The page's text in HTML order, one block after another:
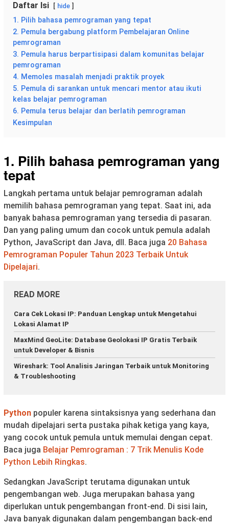
Daftar Isi hide
1. Pilih bahasa pemrograman yang tepat
2. Pemula bergabung platform Pembelajaran Online
pemrograman
3. Pemula harus berpartisipasi dalam komunitas belajar
pemrograman
4. Memoles masalah menjadi praktik proyek
5. Pemula di sarankan untuk mencari mentor atau ikuti
kelas belajar pemrograman
6. Pemula terus belajar dan berlatih pemrograman
Kesimpulan
1. Pilih bahasa pemrograman yang
tepat
Langkah pertama untuk belajar pemrograman adalah
memilih bahasa pemrograman yang tepat. Saat ini, ada
banyak bahasa pemrograman yang tersedia di pasaran.
Dan yang paling umum dan cocok untuk pemula adalah
Python, JavaScript dan Java, dll. Baca juga 20 Bahasa
Pemrograman Populer Tahun 2023 Terbaik Untuk
Dipelajari.
READ MORE
Cara Cek Lokasi IP: Panduan Lengkap untuk Mengetahui
Lokasi Alamat IP
MaxMind GeoLite: Database Geolokasi IP Gratis Terbaik
untuk Developer & Bisnis
Wireshark: Tool Analisis Jaringan Terbaik untuk Monitoring
& Troubleshooting
Python populer karena sintaksisnya yang sederhana dan
mudah dipelajari serta pustaka pihak ketiga yang kaya,
yang cocok untuk pemula untuk memulai dengan cepat.
Baca juga Belajar Pemrograman : 7 Trik Menulis Kode
Python Lebih Ringkas.
Sedangkan JavaScript terutama digunakan untuk
pengembangan web. Juga merupakan bahasa yang
diperlukan untuk pengembangan front-end. Di sisi lain,
Java banyak digunakan dalam pengembangan back-end